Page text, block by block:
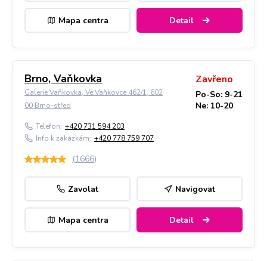
Mapa centra Detail
Brno, Vaňkovka
Galerie Vaňkovka, Ve Vaňkovce 462/1, 602
00 Brno-střed
Zavřeno
Po-So: 9-21
Ne: 10-20
Telefon: +420 731 594 203
Info k zakázkám: +420 778 759 707
(1666)
Zavolat Navigovat
Mapa centra Detail